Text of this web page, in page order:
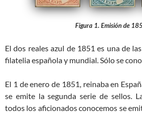
Figura 1. Emisión de
El dos reales azul de 1851 es una de
filatelia española y mundial. Sólo se
El 1 de enero de 1851, reinaba en
se emite la segunda serie de sellos.
todos los aficionados conocemos se